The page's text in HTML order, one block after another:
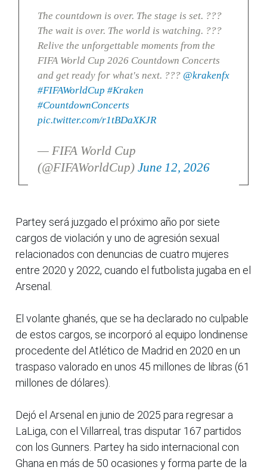
The countdown is over. The stage is set. ???
The wait is over. The world is watching. ???
Relive the unforgettable moments from the
FIFA World Cup 2026 Countdown Concerts
and get ready for what's next. ??? @krakenfx
#FIFAWorldCup #Kraken
#CountdownConcerts
pic.twitter.com/r1tBDaXKJR
— FIFA World Cup
(@FIFAWorldCup) June 12, 2026
Partey será juzgado el próximo año por siete
cargos de violación y uno de agresión sexual
relacionados con denuncias de cuatro mujeres
entre 2020 y 2022, cuando el futbolista jugaba en el
Arsenal.
El volante ghanés, que se ha declarado no culpable
de estos cargos, se incorporó al equipo londinense
procedente del Atlético de Madrid en 2020 en un
traspaso valorado en unos 45 millones de libras (61
millones de dólares).
Dejó el Arsenal en junio de 2025 para regresar a
LaLiga, con el Villarreal, tras disputar 167 partidos
con los Gunners. Partey ha sido internacional con
Ghana en más de 50 ocasiones y forma parte de la